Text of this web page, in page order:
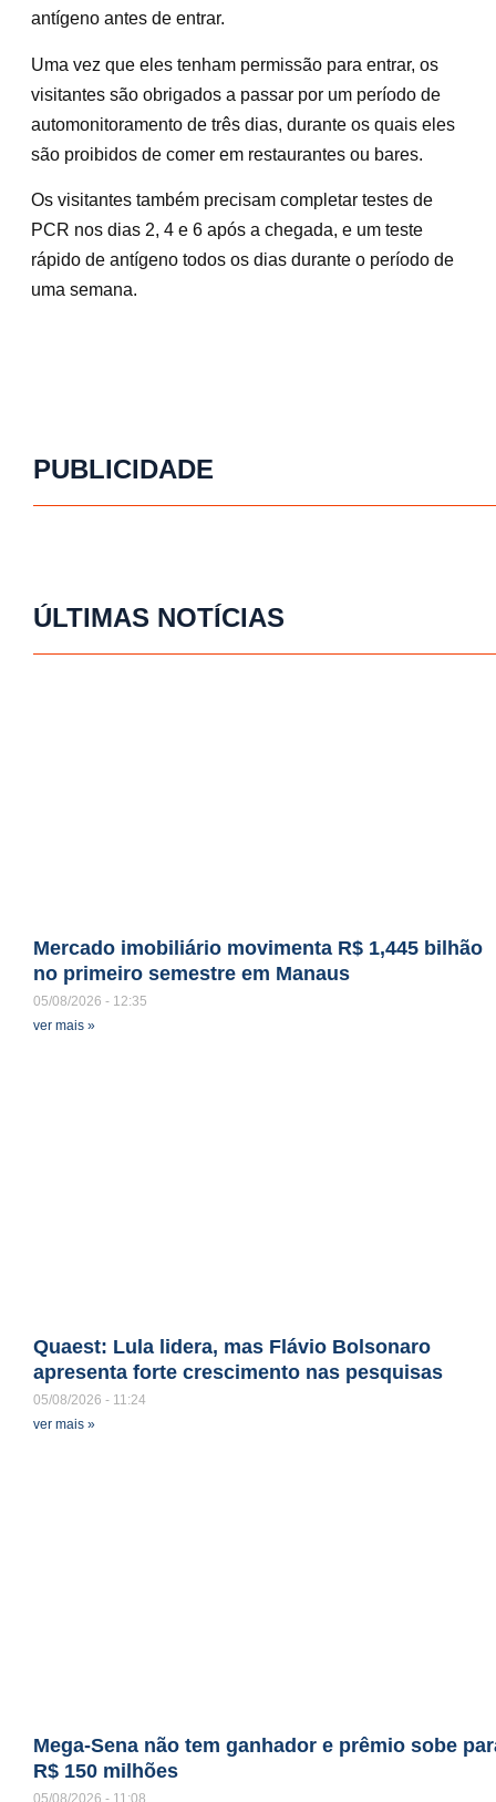
antígeno antes de entrar.
Uma vez que eles tenham permissão para entrar, os
visitantes são obrigados a passar por um período de
automonitoramento de três dias, durante os quais eles
são proibidos de comer em restaurantes ou bares.
Os visitantes também precisam completar testes de
PCR nos dias 2, 4 e 6 após a chegada, e um teste
rápido de antígeno todos os dias durante o período de
uma semana.
PUBLICIDADE
ÚLTIMAS NOTÍCIAS
Mercado imobiliário movimenta R$ 1,445 bilhão
no primeiro semestre em Manaus
05/08/2026
12:35
ver mais »
Quaest: Lula lidera, mas Flávio Bolsonaro
apresenta forte crescimento nas pesquisas
05/08/2026
11:24
ver mais »
Mega-Sena não tem ganhador e prêmio sobe
R$ 150 milhões